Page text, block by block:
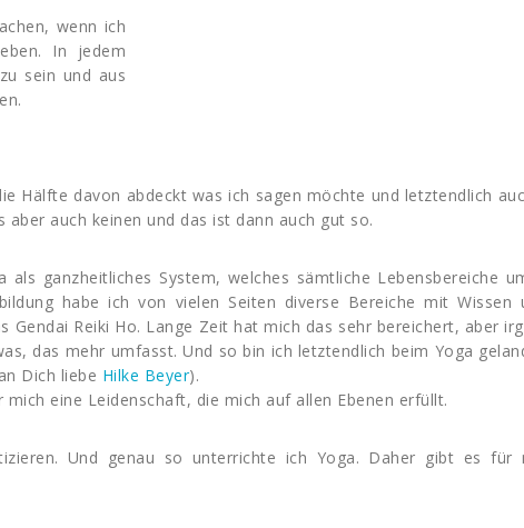
wenn ich
In jedem
sein und aus
Hälfte davon abdeckt was ich sagen möchte und letztendlich
auch keinen und das ist dann auch gut so.
ganzheitliches System, welches sämtliche Lebensbereiche
habe ich von vielen Seiten diverse Bereiche mit Wissen
Gendai Reiki Ho. Lange Zeit hat mich das sehr bereichert, aber
das mehr umfasst. Und so bin ich letztendlich beim Yoga
Dich liebe Hilke Beyer).
eine Leidenschaft, die mich auf allen Ebenen erfüllt.
Und genau so unterrichte ich Yoga. Daher gibt es für